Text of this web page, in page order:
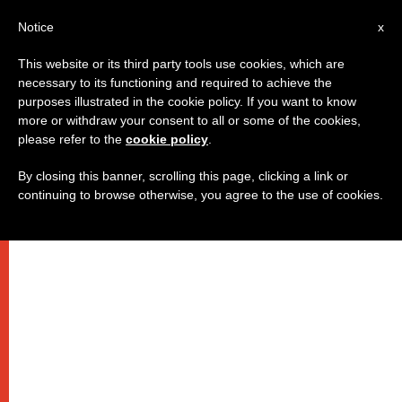
البابا: ابتعدوا عن روح الفضول
وتسلحوا بروح الحكمة
x
Notice
This website or its third party tools use cookies, which are
necessary to its functioning and required to achieve the
purposes illustrated in the cookie policy. If you want to know
more or withdraw your consent to all or some of the cookies,
please refer to the cookie policy
By closing this banner, scrolling this page, clicking a link or
continuing to browse otherwise, you agree to the use of cookies.